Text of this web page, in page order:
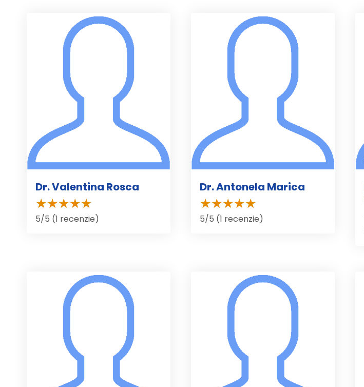
Dr. Valentina Rosca
5/5 (1 recenzie)
Dr. Antonela Marica
5/5 (1 recenzie)